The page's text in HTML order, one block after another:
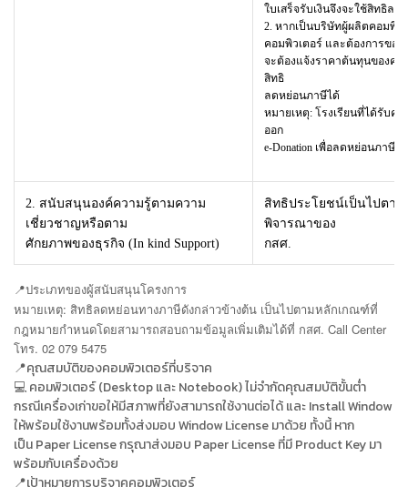
ใบเสร็จรับเงินจึงจะใช้สิทธิล
2. หากเป็นบริษัทผู้ผลิตคอมพิว
คอมพิวเตอร์ และต้องการขอ
จะต้องแจ้งราคาต้นทุนของคอ
สิทธิ
ลดหย่อนภาษีได้
หมายเหตุ: โรงเรียนที่ได้รับคอ
ออก
e-Donation เพื่อลดหย่อนภาษีใ
2. สนับสนุนองค์ความรู้ตามความ
เชี่ยวชาญหรือตาม
ศักยภาพของธุรกิจ (In kind Support)
สิทธิประโยชน์เป็นไปตา
พิจารณาของ
กสศ.
📍ประเภทของผู้สนับสนุนโครงการ
หมายเหตุ: สิทธิลดหย่อนทางภาษีดังกล่าวข้างต้น เป็นไปตามหลักเกณฑ์ที่
กฎหมายกำหนดโดยสามารถสอบถามข้อมูลเพิ่มเติมได้ที่ กสศ. Call Center
โทร. 02 079 5475
📍คุณสมบัติของคอมพิวเตอร์ที่บริจาค
💻 คอมพิวเตอร์ (Desktop และ Notebook) ไม่จำกัดคุณสมบัติขั้นต่ำ
กรณีเครื่องเก่าขอให้มีสภาพที่ยังสามารถใช้งานต่อได้ และ Install Window
ให้พร้อมใช้งานพร้อมทั้งส่งมอบ Window License มาด้วย ทั้งนี้ หาก
เป็น Paper License กรุณาส่งมอบ Paper License ที่มี Product Key มา
พร้อมกับเครื่องด้วย
📍เป้าหมายการบริจาคคอมพิวเตอร์